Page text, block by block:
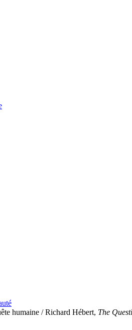
humaine / Richard Hébert, The